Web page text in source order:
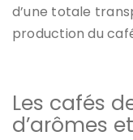
d’une totale
production du
Les cafés
d’arômes